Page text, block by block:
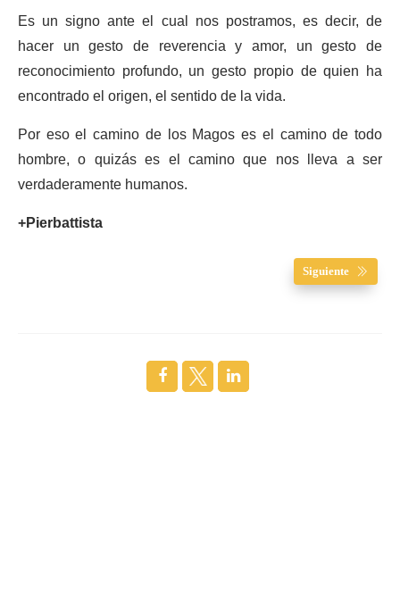
Es un signo ante el cual nos postramos, es decir, de
hacer un gesto de reverencia y amor, un gesto de
reconocimiento profundo, un gesto propio de quien ha
encontrado el origen, el sentido de la vida.
Por eso el camino de los Magos es el camino de todo
hombre, o quizás es el camino que nos lleva a ser
verdaderamente humanos.
+Pierbattista
Siguiente